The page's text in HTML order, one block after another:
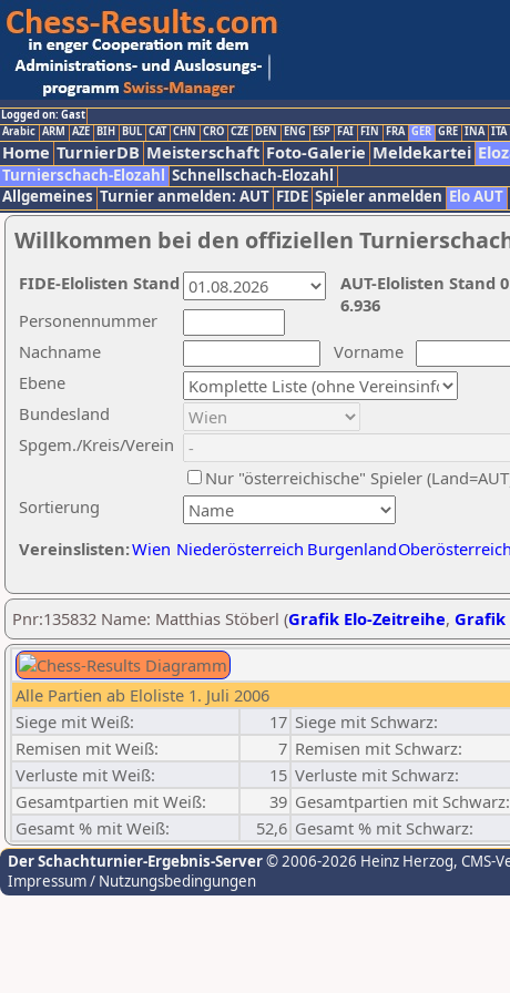
Logged on: Gast
Arabic ARM AZE BIH BUL CAT CHN CRO CZE DEN ENG ESP FAI FIN FRA GER GRE INA ITA
Home TurnierDB Meisterschaft Foto-Galerie Meldekartei
Turnierschach-Elozahl Schnellschach-Elozahl
Allgemeines Turnier anmelden: AUT FIDE Spieler anmelden Elo AUT
Willkommen bei den offiziellen
Nachname
Vorname
Ebene
Sortierung
Personennummer
Bundesland
Spgem./Kreis/Verein
Nur "österreichische" Spieler
Vereinslisten:Wien Niederösterreich BurgenlandOberösterreich
AUT-Elolisten Stand
6.936
FIDE-Elolisten Stand
Pnr:135832 Name: Matthias Stöberl (Grafik Elo-Zeitreihe, Grafik
Alle Partien ab Eloliste 1. Juli 2006
Siege mit Weiß:
17 Siege mit Schwarz:
Remisen mit Weiß:
7 Remisen mit Schwarz:
Verluste mit Weiß:
15 Verluste mit Schwarz:
Gesamtpartien mit Weiß:
39 Gesamtpartien mit Schwarz:
Gesamt % mit Weiß:
52,6 Gesamt % mit Schwarz:
Der Schachturnier-Ergebnis-Server© 2006-2026 Heinz Herzog, CMS-
Impressum / Nutzungsbedingungen